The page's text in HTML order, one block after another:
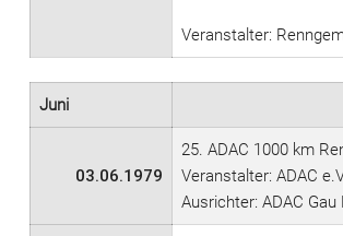
Veranstalter:
Juni
03.06.1979
25. ADAC 1000 km
Veranstalter: ADAC
Ausrichter: ADAC